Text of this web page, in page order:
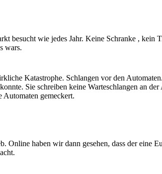
besucht wie jedes Jahr. Keine Schranke , kein
wars.
Katastrophe. Schlangen vor den
Sie schreiben keine Warteschlangen an
Automaten gemeckert.
haben wir dann gesehen, dass der eine